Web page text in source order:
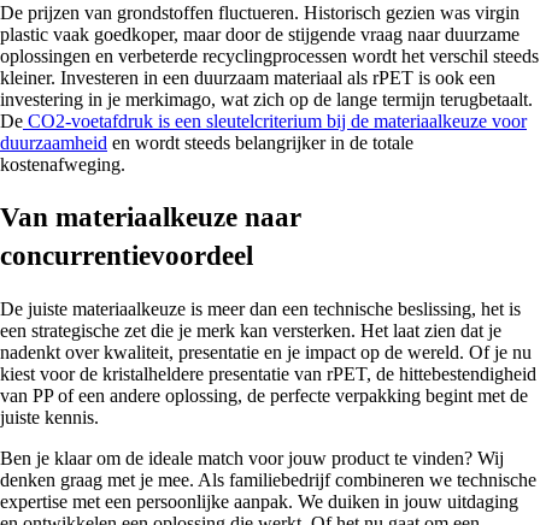
De prijzen van grondstoffen fluctueren. Historisch gezien was virgin
plastic vaak goedkoper, maar door de stijgende vraag naar duurzame
oplossingen en verbeterde recyclingprocessen wordt het verschil steeds
kleiner. Investeren in een duurzaam materiaal als rPET is ook een
investering in je merkimago, wat zich op de lange termijn terugbetaalt.
De CO2-voetafdruk is een sleutelcriterium bij de materiaalkeuze voor
duurzaamheid en wordt steeds belangrijker in de totale
kostenafweging.
Van materiaalkeuze naar
concurrentievoordeel
De juiste materiaalkeuze is meer dan een technische beslissing, het is
een strategische zet die je merk kan versterken. Het laat zien dat je
nadenkt over kwaliteit, presentatie en je impact op de wereld. Of je nu
kiest voor de kristalheldere presentatie van rPET, de hittebestendigheid
van PP of een andere oplossing, de perfecte verpakking begint met de
juiste kennis.
Ben je klaar om de ideale match voor jouw product te vinden? Wij
denken graag met je mee. Als familiebedrijf combineren we technische
expertise met een persoonlijke aanpak. We duiken in jouw uitdaging